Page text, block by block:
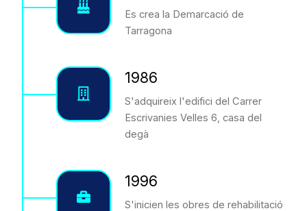
Es crea la Demarcació de
Tarragona
1986
S'adquireix l'edifici del Carrer
Escrivanies Velles 6, casa del
degà
1996
S'inicien les obres de rehabilitació